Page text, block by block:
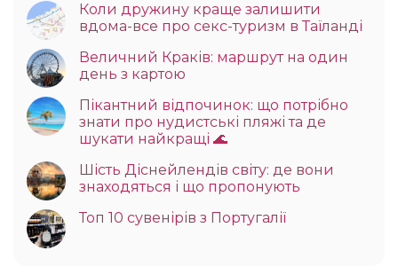
Коли дружину краще залишити
вдома-все про секс-туризм в Таїланді
Величний Краків: маршрут на один
день з картою
Пікантний відпочинок: що потрібно
знати про нудистські пляжі та де
шукати найкращі 🌊
Шість Діснейлендів світу: де вони
знаходяться і що пропонують
Топ 10 сувенірів з Португалії